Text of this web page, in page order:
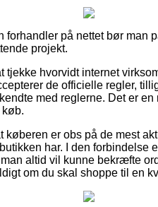
forhandler på nettet bør man
projekt.
tjekke hvorvidt internet
de officielle regler,
med reglerne. Det er
er obs på de mest
har. I den forbindelse
altid vil kunne bekræfte
om du skal shoppe til en